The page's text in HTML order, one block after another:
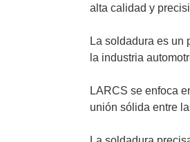
alta calidad y
La soldadura es un
la industria
LARCS se enfoca
unión sólida entre